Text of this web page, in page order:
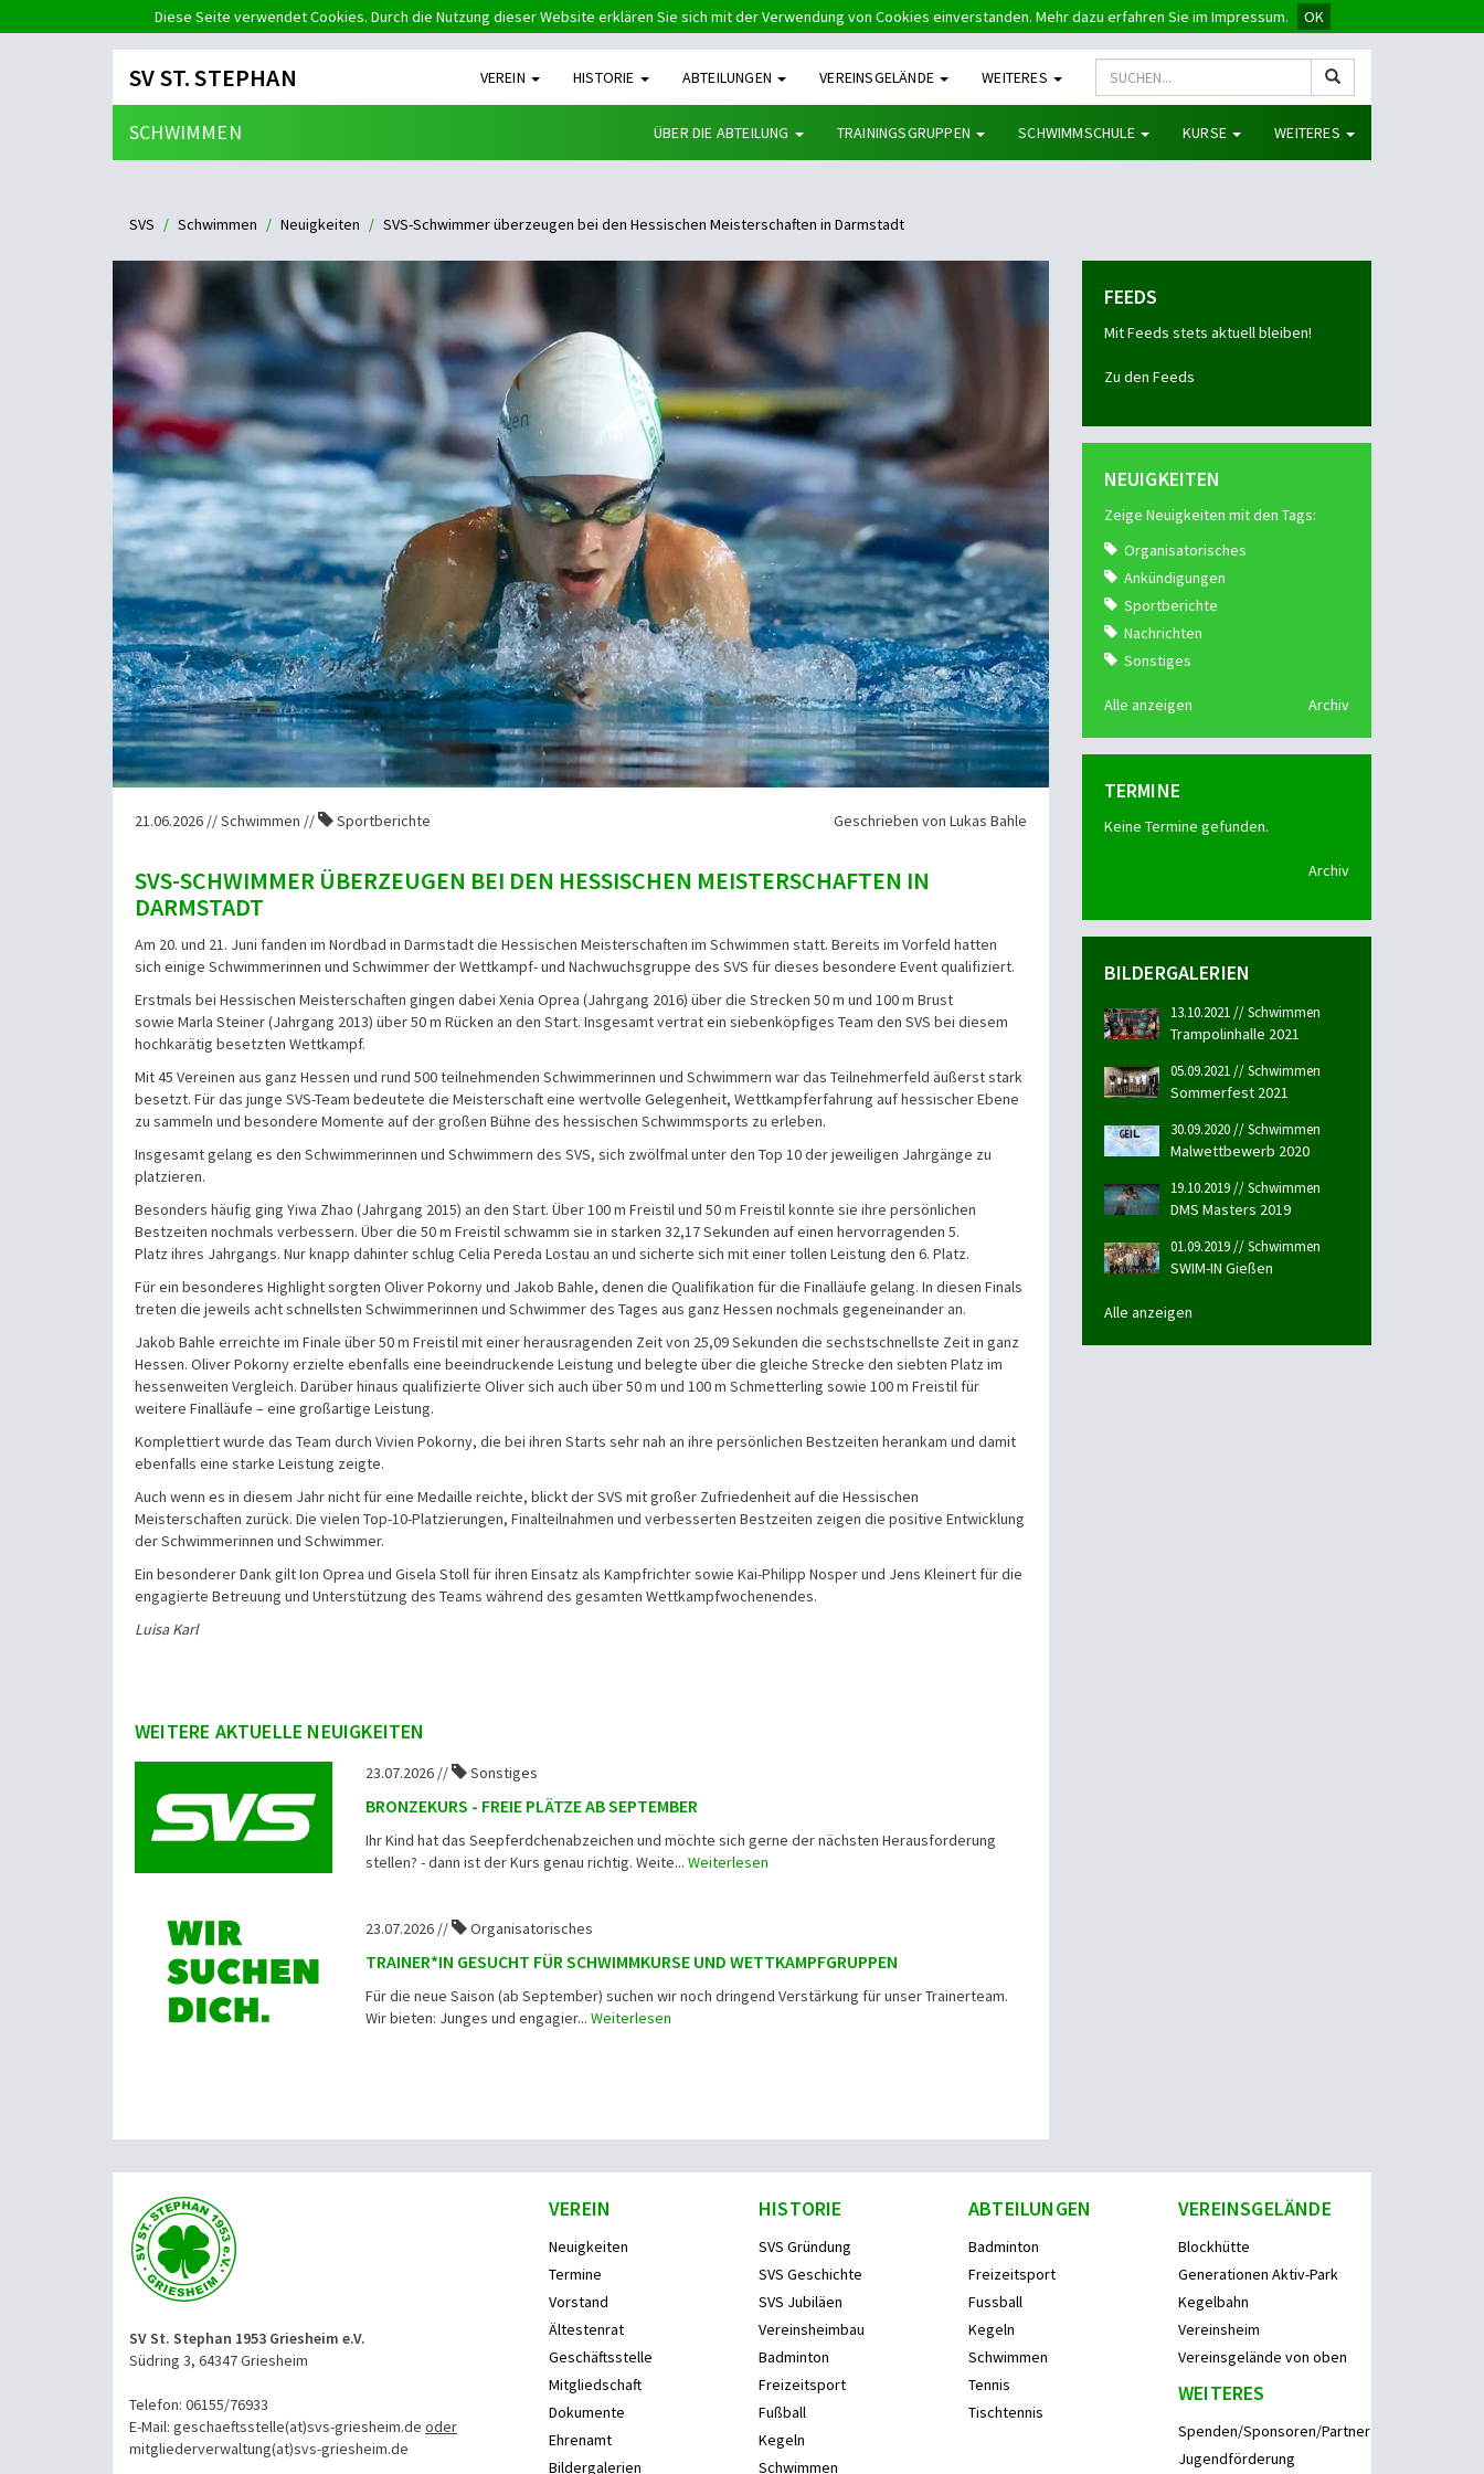
Diese Seite verwendet Cookies. Durch die Nutzung dieser Website erklären Sie sich mit der Verwendung von Cookies einverstanden. Mehr dazu erfahren Sie im Impressum. OK
SV ST. STEPHAN VEREIN HISTORIE ABTEILUNGEN VEREINSGELÄNDE WEITERES
SCHWIMMEN ÜBER DIE ABTEILUNG TRAININGSGRUPPEN SCHWIMMSCHULE KURSE WEITERES
SVS Schwimmen Neuigkeiten SVS-Schwimmer überzeugen bei den Hessischen Meisterschaften in Darmstadt
21.06.2026 // Schwimmen // Sportberichte Geschrieben von Lukas Bahle
SVS-SCHWIMMER ÜBERZEUGEN BEI DEN HESSISCHEN MEISTERSCHAFTEN IN
DARMSTADT
Am 20. und 21. Juni fanden im Nordbad in Darmstadt die Hessischen Meisterschaften im Schwimmen statt. Bereits im Vorfeld hatten
sich einige Schwimmerinnen und Schwimmer der Wettkampf- und Nachwuchsgruppe des SVS für dieses besondere Event qualifiziert.
Erstmals bei Hessischen Meisterschaften gingen dabei Xenia Oprea (Jahrgang 2016) über die Strecken 50 m und 100 m Brust
sowie Marla Steiner (Jahrgang 2013) über 50 m Rücken an den Start. Insgesamt vertrat ein siebenköpfiges Team den SVS bei diesem
hochkarätig besetzten Wettkampf.
Mit 45 Vereinen aus ganz Hessen und rund 500 teilnehmenden Schwimmerinnen und Schwimmern war das Teilnehmerfeld äußerst stark
besetzt. Für das junge SVS-Team bedeutete die Meisterschaft eine wertvolle Gelegenheit, Wettkampferfahrung auf hessischer Ebene
zu sammeln und besondere Momente auf der großen Bühne des hessischen Schwimmsports zu erleben.
Insgesamt gelang es den Schwimmerinnen und Schwimmern des SVS, sich zwölfmal unter den Top 10 der jeweiligen Jahrgänge zu
platzieren.
Besonders häufig ging Yiwa Zhao (Jahrgang 2015) an den Start. Über 100 m Freistil und 50 m Freistil konnte sie ihre persönlichen
Bestzeiten nochmals verbessern. Über die 50 m Freistil schwamm sie in starken 32,17 Sekunden auf einen hervorragenden 5.
Platz ihres Jahrgangs. Nur knapp dahinter schlug Celia Pereda Lostau an und sicherte sich mit einer tollen Leistung den 6. Platz.
Für ein besonderes Highlight sorgten Oliver Pokorny und Jakob Bahle, denen die Qualifikation für die Finalläufe gelang. In diesen Finals
treten die jeweils acht schnellsten Schwimmerinnen und Schwimmer des Tages aus ganz Hessen nochmals gegeneinander an.
Jakob Bahle erreichte im Finale über 50 m Freistil mit einer herausragenden Zeit von 25,09 Sekunden die sechstschnellste Zeit in ganz
Hessen. Oliver Pokorny erzielte ebenfalls eine beeindruckende Leistung und belegte über die gleiche Strecke den siebten Platz im
hessenweiten Vergleich. Darüber hinaus qualifizierte Oliver sich auch über 50 m und 100 m Schmetterling sowie 100 m Freistil für
weitere Finalläufe – eine großartige Leistung.
Komplettiert wurde das Team durch Vivien Pokorny, die bei ihren Starts sehr nah an ihre persönlichen Bestzeiten herankam und damit
ebenfalls eine starke Leistung zeigte.
Auch wenn es in diesem Jahr nicht für eine Medaille reichte, blickt der SVS mit großer Zufriedenheit auf die Hessischen
Meisterschaften zurück. Die vielen Top-10-Platzierungen, Finalteilnahmen und verbesserten Bestzeiten zeigen die positive Entwicklung
der Schwimmerinnen und Schwimmer.
Ein besonderer Dank gilt Ion Oprea und Gisela Stoll für ihren Einsatz als Kampfrichter sowie Kai-Philipp Nosper und Jens Kleinert für die
engagierte Betreuung und Unterstützung des Teams während des gesamten Wettkampfwochenendes.
Luisa Karl
WEITERE AKTUELLE NEUIGKEITEN
23.07.2026 // Sonstiges
BRONZEKURS - FREIE PLÄTZE AB SEPTEMBER
Ihr Kind hat das Seepferdchenabzeichen und möchte sich gerne der nächsten Herausforderung
stellen? - dann ist der Kurs genau richtig. Weite...Weiterlesen
23.07.2026 // Organisatorisches
TRAINER*IN GESUCHT FÜR SCHWIMMKURSE UND WETTKAMPFGRUPPEN
Für die neue Saison (ab September) suchen wir noch dringend Verstärkung für unser Trainerteam.
Wir bieten: Junges und engagier...Weiterlesen
FEEDS
Mit Feeds stets aktuell bleiben!
Zu den Feeds
NEUIGKEITEN
Zeige Neuigkeiten mit den Tags:
Organisatorisches
Ankündigungen
Sportberichte
Nachrichten
Sonstiges
Alle anzeigen Archiv
TERMINE
Keine Termine gefunden.
Archiv
BILDERGALERIEN
13.10.2021 // Schwimmen
Trampolinhalle 2021
05.09.2021 // Schwimmen
Sommerfest 2021
30.09.2020 // Schwimmen
Malwettbewerb 2020
19.10.2019 // Schwimmen
DMS Masters 2019
01.09.2019 // Schwimmen
SWIM-IN Gießen
Alle anzeigen
SV St. Stephan 1953 Griesheim e.V.
Südring 3, 64347 Griesheim
Telefon: 06155/76933
E-Mail: geschaeftsstelle(at)svs-griesheim.de oder
mitgliederverwaltung(at)svs-griesheim.de
VEREIN
Neuigkeiten
Termine
Vorstand
Ältestenrat
Geschäftsstelle
Mitgliedschaft
Dokumente
Ehrenamt
Bildergalerien
HISTORIE
SVS Gründung
SVS Geschichte
SVS Jubiläen
Vereinsheimbau
Badminton
Freizeitsport
Fußball
Kegeln
Schwimmen
ABTEILUNGEN
Badminton
Freizeitsport
Fussball
Kegeln
Schwimmen
Tennis
Tischtennis
VEREINSGELÄNDE
Blockhütte
Generationen Aktiv-Park
Kegelbahn
Vereinsheim
Vereinsgelände von oben
WEITERES
Spenden/Sponsoren/Partner
Jugendförderung